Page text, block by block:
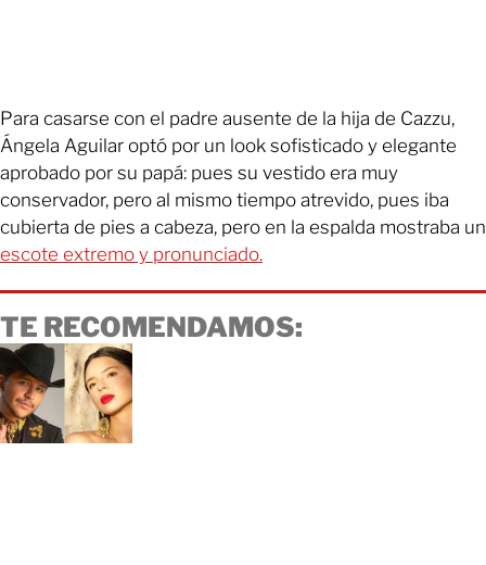
Para casarse con el padre ausente de la hija de Cazzu,
Ángela Aguilar optó por un look sofisticado y elegante
aprobado por su papá: pues su vestido era muy
conservador, pero al mismo tiempo atrevido, pues iba
cubierta de pies a cabeza, pero en la espalda mostraba un
escote extremo y pronunciado.
TE RECOMENDAMOS: